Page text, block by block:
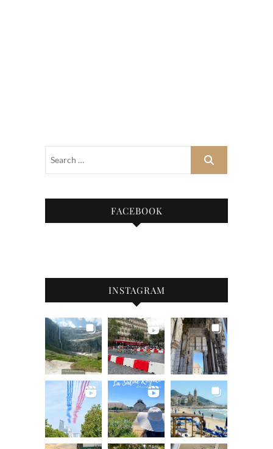
FACEBOOK
INSTAGRAM